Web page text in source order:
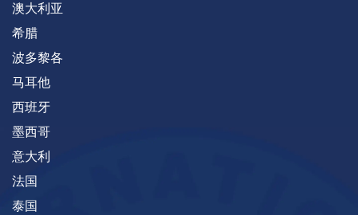
澳大利亚
希腊
波多黎各
马耳他
西班牙
墨西哥
意大利
法国
泰国